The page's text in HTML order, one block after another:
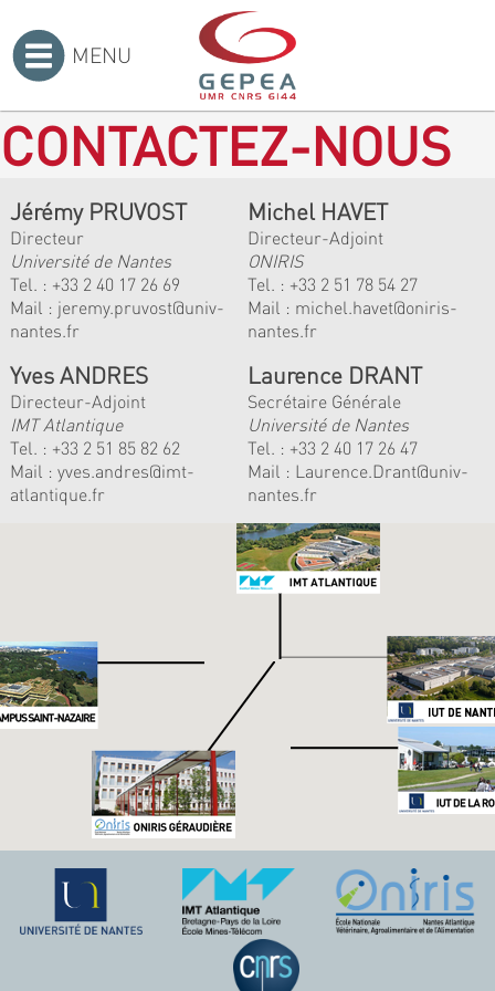
MENU
CONTACTEZ-NOUS
Jérémy PRUVOST
Directeur
Université de Nantes
Tel. : +33 2 40 17 26 69
Mail : jeremy.pruvost@univ-
nantes.fr
Michel HAVET
Directeur-Adjoint
ONIRIS
Tel. : +33 2 51 78 54 27
Mail : michel.havet@oniris-
nantes.fr
Yves ANDRES
Directeur-Adjoint
IMT Atlantique
Tel. : +33 2 51 85 82 62
Mail : yves.andres@imt-
atlantique.fr
Laurence DRANT
Secrétaire Générale
Université de Nantes
Tel. : +33 2 40 17 26 47
Mail : Laurence.Drant@univ-
nantes.fr